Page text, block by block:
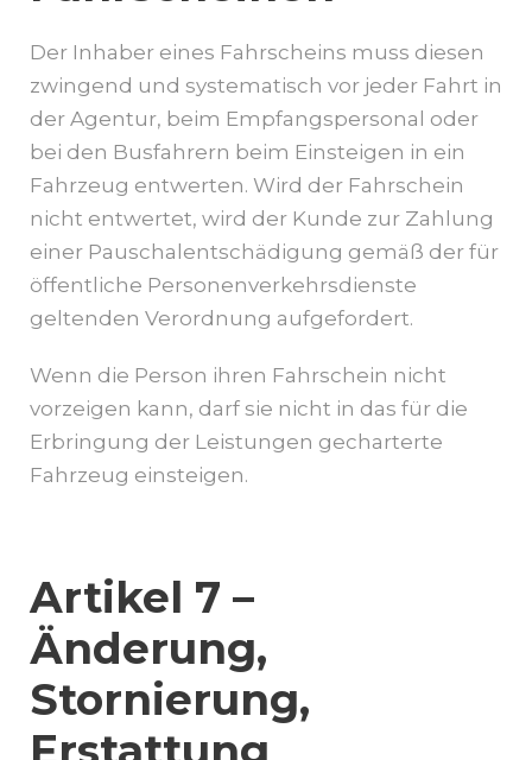
Der Inhaber eines Fahrscheins muss diesen
zwingend und systematisch vor jeder Fahrt in
der Agentur, beim Empfangspersonal oder
bei den Busfahrern beim Einsteigen in ein
Fahrzeug entwerten. Wird der Fahrschein
nicht entwertet, wird der Kunde zur Zahlung
einer Pauschalentschädigung gemäß der für
öffentliche Personenverkehrsdienste
geltenden Verordnung aufgefordert.
Wenn die Person ihren Fahrschein nicht
vorzeigen kann, darf sie nicht in das für die
Erbringung der Leistungen gecharterte
Fahrzeug einsteigen.
Artikel 7 –
Änderung,
Stornierung,